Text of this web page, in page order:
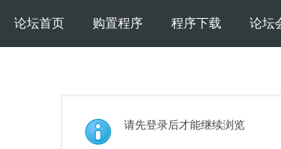
论坛首页 购置程序 程序下载 论坛
请先登录后才能继续浏览